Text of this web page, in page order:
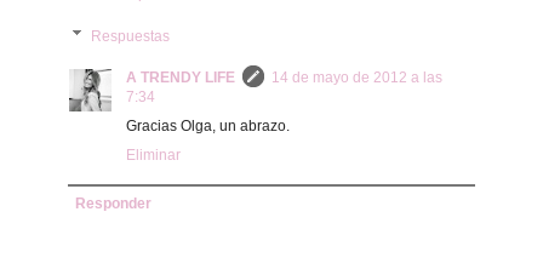
Respuestas
A TRENDY LIFE
14 de mayo de 2012 a las
7:34
Gracias Olga, un abrazo.
Eliminar
Responder